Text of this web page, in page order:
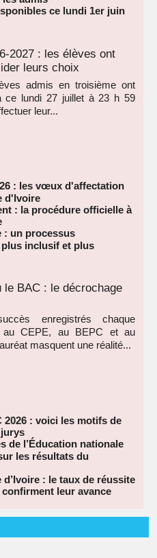
ce lundi 1er juin
2027 : les élèves ont
leurs choix
admis en troisième ont
ce lundi 27 juillet à 23 h 59
leur...
: les vœux d'affectation
d'Ivoire
: la procédure officielle à
: un processus
inclusif et plus
BAC : le décrochage
enregistrés chaque
au CEPE, au BEPC et au
masquent une réalité...
: voici les motifs de
de l’Éducation nationale
les résultats du
: le taux de réussite
leur avance